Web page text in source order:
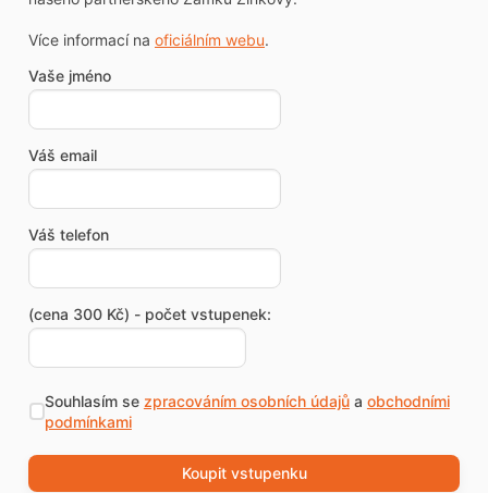
Více informací na oficiálním webu.
Vaše jméno
Váš email
Váš telefon
(cena 300 Kč) - počet vstupenek:
Souhlasím se zpracováním osobních údajůa obchodními
podmínkami
Koupit vstupenku